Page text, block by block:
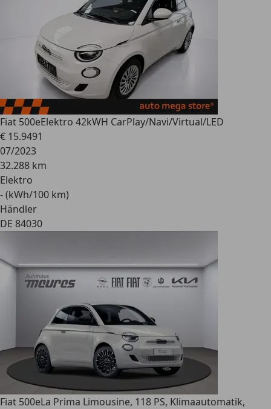
Fiat 500eElektro 42kWH CarPlay/Navi/Virtual/LED
€ 15.9491
07/2023
32.288 km
Elektro
- (kWh/100 km)
Händler
DE 84030
Fiat 500eLa Prima Limousine, 118 PS, Klimaautomatik,